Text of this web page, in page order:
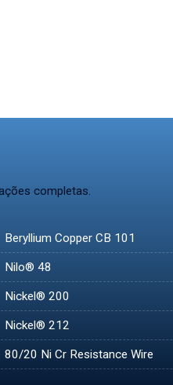
completas.
Beryllium Copper CB 101
Nilo® 48
Nickel® 200
Nickel® 212
80/20 Ni Cr Resistance Wire